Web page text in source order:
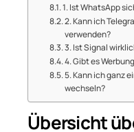
1. Ist WhatsApp
2. Kann ich
verwenden?
3. Ist Signal
4. Gibt es
5. Kann ich ganz
wechseln?
Übersicht